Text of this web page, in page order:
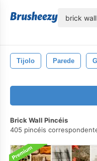
Tijolo Parede
Brick Wall Pincéis
405 pincéis